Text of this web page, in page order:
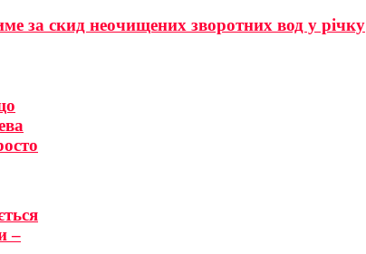
за скид неочищених зворотних вод у річку
–